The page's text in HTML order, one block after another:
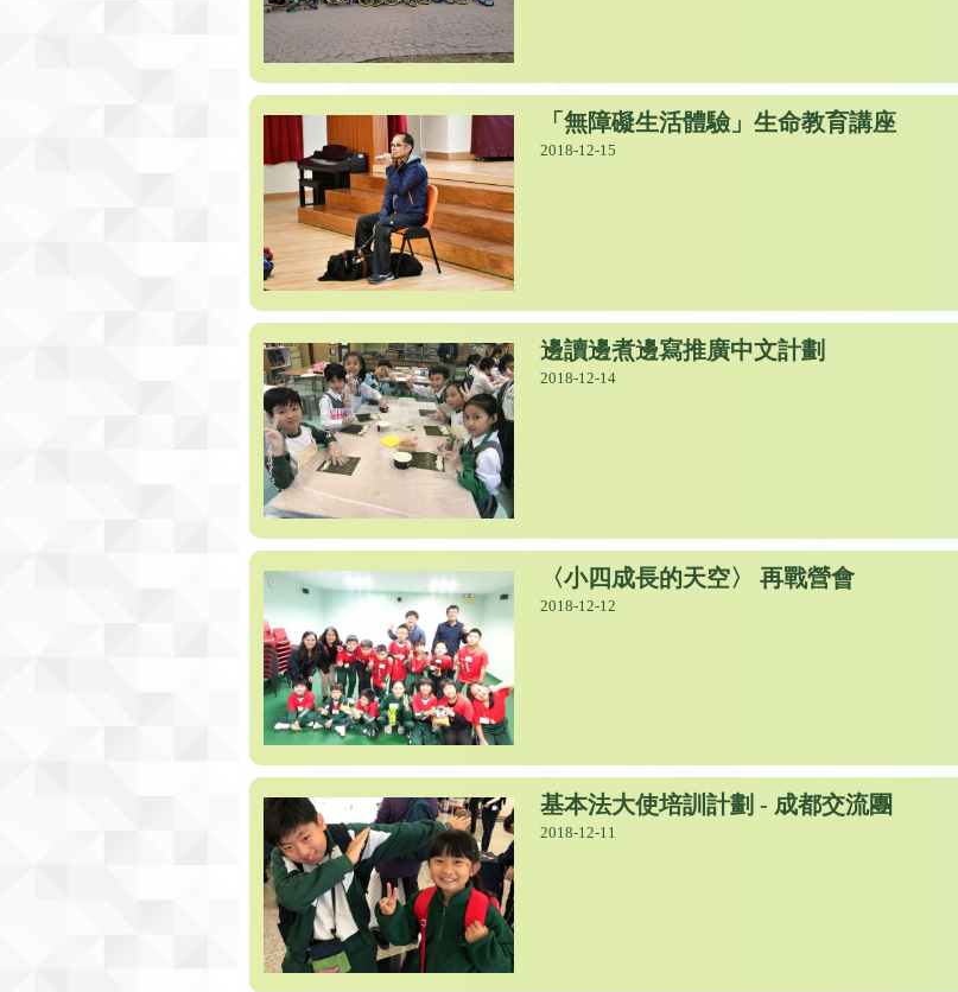
「無障礙生活體驗」生命教育講座
2018-12-15
邊讀邊煮邊寫推廣中文計劃
2018-12-14
〈小四成長的天空〉 再戰營會
2018-12-12
基本法大使培訓計劃 - 成都交流團
2018-12-11